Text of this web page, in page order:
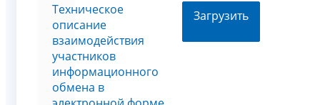
Техническое
описание
взаимодействия
участников
информационного
обмена в
Загрузить